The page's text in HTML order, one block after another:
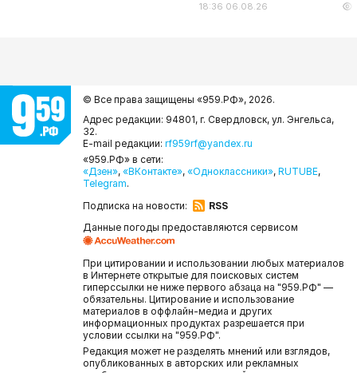
18:36 06.08.26
© Все права защищены «959.РФ», 2026.
Адрес редакции: 94801, г. Свердловск, ул. Энгельса,
32.
E-mail редакции: rf959rf@yandex.ru
«959.РФ» в сети:
«Дзен», «ВКонтакте», «Одноклассники», RUTUBE,
Telegram.
Подписка на новости:
RSS
Данные погоды предоставляются сервисом
При цитировании и использовании любых материалов
в Интернете открытые для поисковых систем
гиперссылки не ниже первого абзаца на "959.РФ" —
обязательны. Цитирование и использование
материалов в оффлайн-медиа и других
информационных продуктах разрешается при
условии ссылки на "959.РФ".
Редакция может не разделять мнений или взглядов,
опубликованных в авторских или рекламных